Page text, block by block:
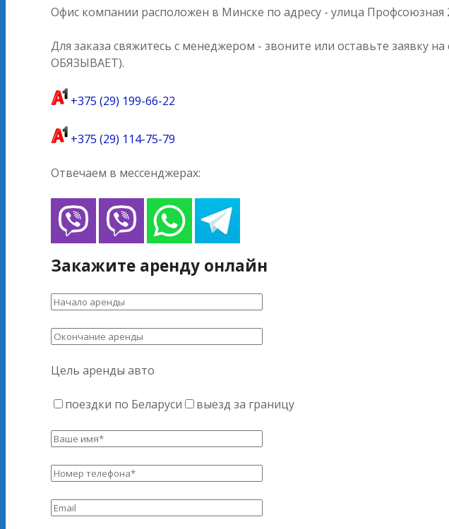
Офис компании расположен в Минске по адресу - улица Профсоюзная
Для заказа свяжитесь с менеджером - звоните или оставьте
ОБЯЗЫВАЕТ).
+375 (29) 199-66-22
+375 (29) 114-75-79
Отвечаем в мессенджерах:
Закажите аренду онлайн
Цель аренды авто
поездки по Беларуси выезд за границу